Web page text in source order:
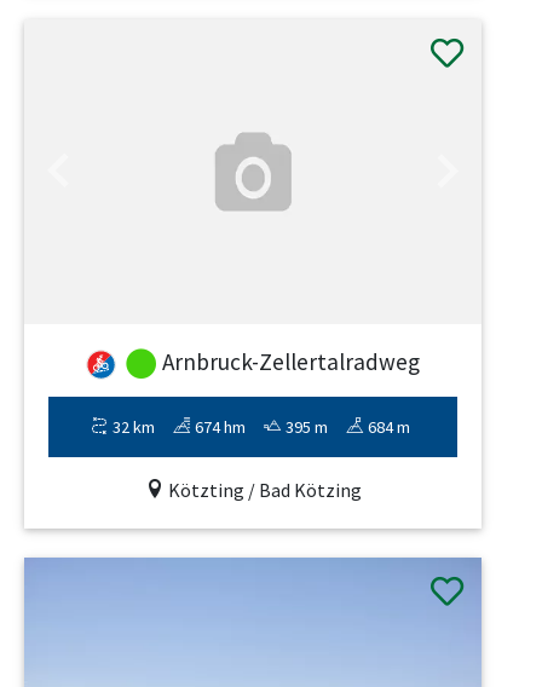
Arnbruck-Zellertalradweg
32 km 674 hm 395 m 684 m
Kötzting / Bad Kötzing